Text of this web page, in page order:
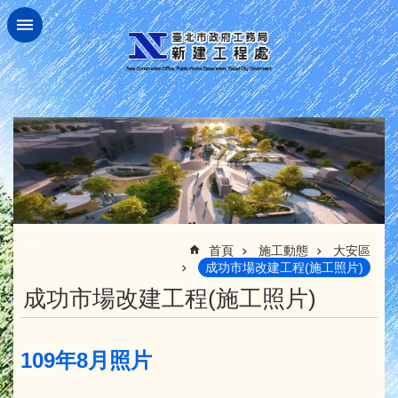
跳到主要內容區塊
首頁 施工動態
大安區
成功市場改建工程(施工照片)
成功市場改建工程(施工照片)
109年8月照片